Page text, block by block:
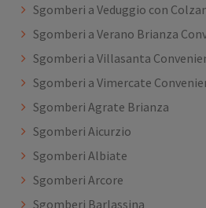
Sgomberi a Veduggio con
Sgomberi a Verano Brianza
Sgomberi a Villasanta
Sgomberi a Vimercate
Sgomberi Agrate Brianza
Sgomberi Aicurzio
Sgomberi Albiate
Sgomberi Arcore
Sgomberi Barlassina